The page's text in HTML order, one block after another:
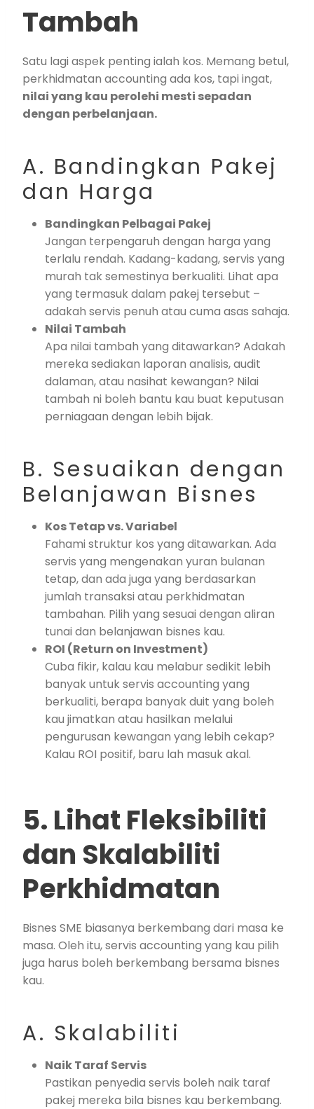
Tambah
Satu lagi aspek penting ialah kos. Memang betul,
perkhidmatan accounting ada kos, tapi ingat,
nilai yang kau perolehi mesti sepadan
dengan perbelanjaan.
A. Bandingkan Pakej
dan Harga
Bandingkan Pelbagai Pakej
Jangan terpengaruh dengan harga yang
terlalu rendah. Kadang-kadang, servis yang
murah tak semestinya berkualiti. Lihat apa
yang termasuk dalam pakej tersebut –
adakah servis penuh atau cuma asas sahaja.
Nilai Tambah
Apa nilai tambah yang ditawarkan? Adakah
mereka sediakan laporan analisis, audit
dalaman, atau nasihat kewangan? Nilai
tambah ni boleh bantu kau buat keputusan
perniagaan dengan lebih bijak.
B. Sesuaikan dengan
Belanjawan Bisnes
Kos Tetap vs. Variabel
Fahami struktur kos yang ditawarkan. Ada
servis yang mengenakan yuran bulanan
tetap, dan ada juga yang berdasarkan
jumlah transaksi atau perkhidmatan
tambahan. Pilih yang sesuai dengan aliran
tunai dan belanjawan bisnes kau.
ROI (Return on Investment)
Cuba fikir, kalau kau melabur sedikit lebih
banyak untuk servis accounting yang
berkualiti, berapa banyak duit yang boleh
kau jimatkan atau hasilkan melalui
pengurusan kewangan yang lebih cekap?
Kalau ROI positif, baru lah masuk akal.
5. Lihat Fleksibiliti
dan Skalabiliti
Perkhidmatan
Bisnes SME biasanya berkembang dari masa ke
masa. Oleh itu, servis accounting yang kau pilih
juga harus boleh berkembang bersama bisnes
kau.
A. Skalabiliti
Naik Taraf Servis
Pastikan penyedia servis boleh naik taraf
pakej mereka bila bisnes kau berkembang.